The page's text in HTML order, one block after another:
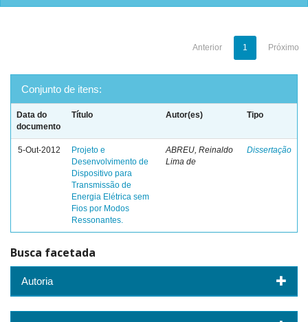
Anterior 1 Próximo
Conjunto de itens:
Data do
documento
Título Autor(es) Tipo
5-Out-2012
Projeto e
Desenvolvimento de
Dispositivo para
Transmissão de
Energia Elétrica sem
Fios por Modos
Ressonantes.
ABREU, Reinaldo
Lima de
Dissertação
Busca facetada
Autoria